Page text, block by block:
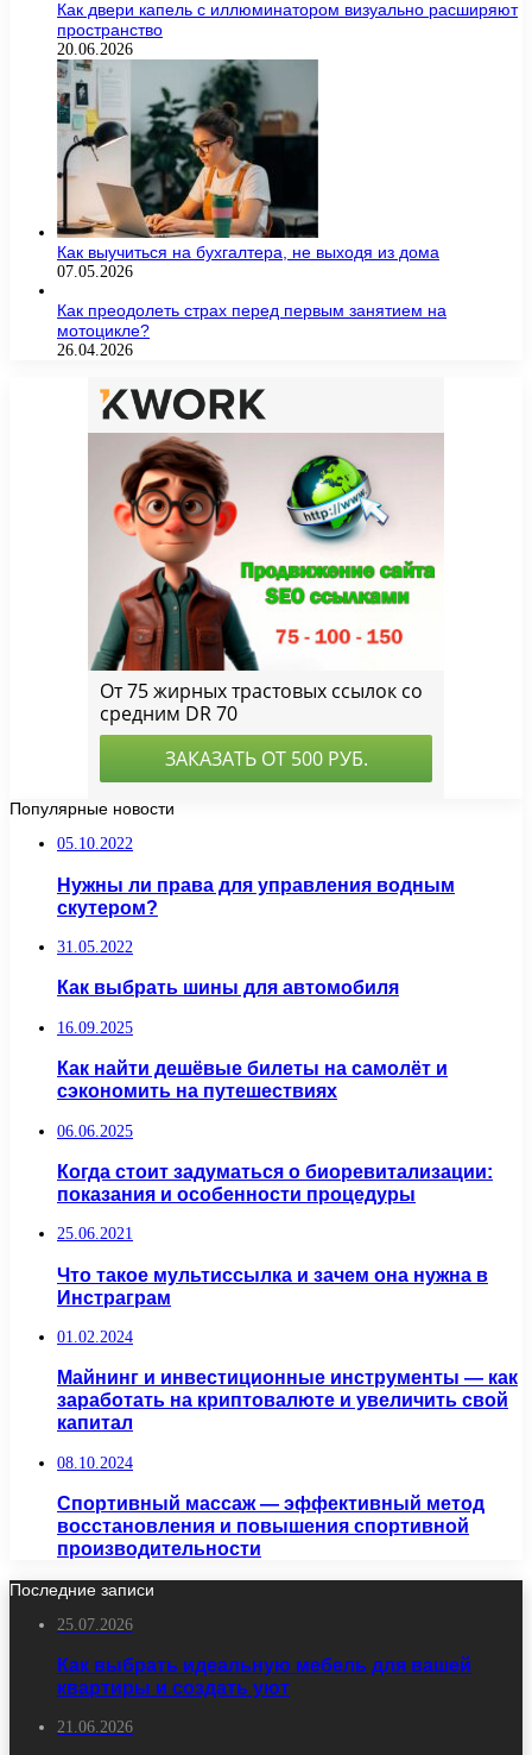
Как двери капель с иллюминатором визуально расширяют
пространство
20.06.2026
Как выучиться на бухгалтера, не выходя из дома
07.05.2026
Как преодолеть страх перед первым занятием на
мотоцикле?
26.04.2026
Популярные новости
05.10.2022
Нужны ли права для управления водным
скутером?
31.05.2022
Как выбрать шины для автомобиля
16.09.2025
Как найти дешёвые билеты на самолёт и
сэкономить на путешествиях
06.06.2025
Когда стоит задуматься о биоревитализации:
показания и особенности процедуры
25.06.2021
Что такое мультиссылка и зачем она нужна в
Инстраграм
01.02.2024
Майнинг и инвестиционные инструменты — как
заработать на криптовалюте и увеличить свой
капитал
08.10.2024
Спортивный массаж — эффективный метод
восстановления и повышения спортивной
производительности
Последние записи
25.07.2026
Как выбрать идеальную мебель для вашей
квартиры и создать уют
21.06.2026